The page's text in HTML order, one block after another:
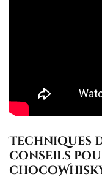
Techniques
conseils